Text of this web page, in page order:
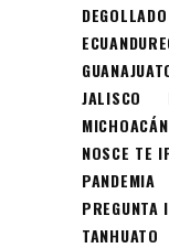
DEGOLLADO
JALISCO
MICHOACÁN
NOSCE TE
PANDEMIA
PREGUNTA
TANHUATO